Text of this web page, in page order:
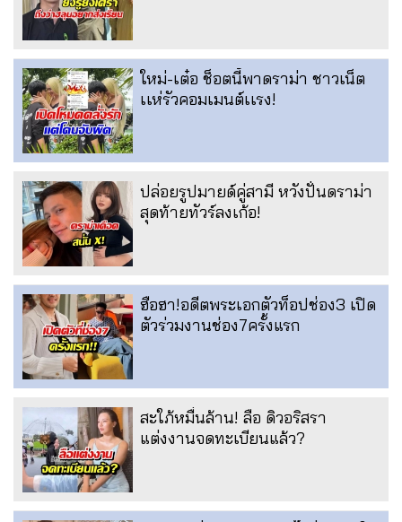
ใหม่-เต๋อ ช็อตนี้พาดราม่า ชาวเน็ต
เเห่รัวคอมเมนต์เเรง!
ปล่อยรูปมายด์คู่สามี หวังปั่นดราม่า
สุดท้ายทัวร์ลงเก้อ!
ฮือฮา!อดีตพระเอกตัวท็อปช่อง3 เปิด
ตัวร่วมงานช่อง7ครั้งแรก
สะใภ้หมื่นล้าน! ลือ ดิวอริสรา
แต่งงานจดทะเบียนแล้ว?